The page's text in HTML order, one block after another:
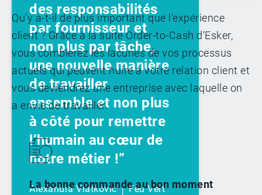
des responsabilités
par fournisseur et
non plus par tâche,
une nouvelle manière
de travailler
ensemble et non plus
à côté pour remettre
l’humain au cœur de
notre métier !”
Alexandra Vlatkovic │ Feu Vert
Qu'y a-t-il de plus important que l'expérience
client ? Grâce à la suite Order-to-Cash d'Esker,
vous comblerez les lacunes de vos processus
actuels qui peuvent nuire à votre relation client et
vous deviendrez une entreprise avec laquelle on
a envie de travailler.
La bonne commande au bon moment